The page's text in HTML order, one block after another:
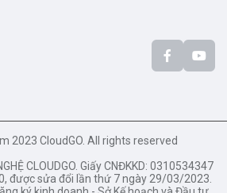
2023 CloudGO. All rights reserved
CLOUDGO. Giấy CNĐKKD: 0310534347
được sửa đổi lần thứ 7 ngày 29/03/2023.